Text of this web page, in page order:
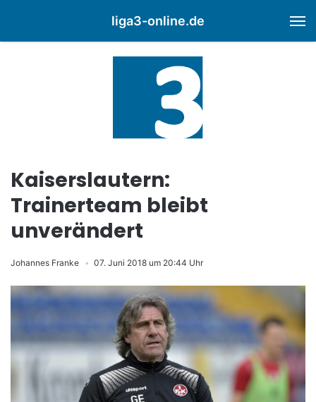
liga3-online.de
Kaiserslautern:
Trainerteam bleibt
unverändert
Johannes Franke 07. Juni 2018 um 20:44 Uhr